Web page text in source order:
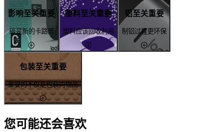
影响至关重要
碳是新的卡路里
塑料至关重要
塑料应该回收利用
铝至关重要
制铝过程更环保
包装至关重要
重要的不仅是包装内物品
您可能还会喜欢